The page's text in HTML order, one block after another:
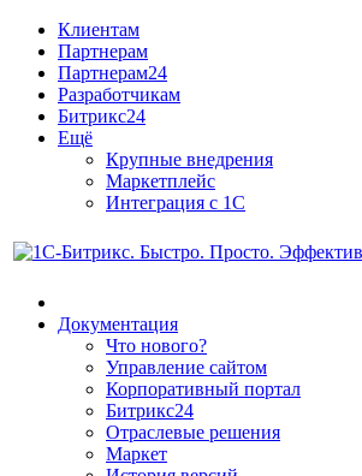
Клиентам
Партнерам
Партнерам24
Разработчикам
Битрикс24
Ещё
Крупные внедрения
Маркетплейс
Интеграция с 1С
Документация
Что нового?
Управление сайтом
Корпоративный портал
Битрикс24
Отраслевые решения
Маркет